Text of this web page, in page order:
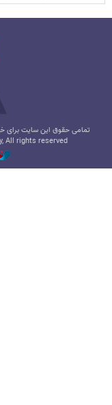
تمامی حقوق این سایت برای
All rights reserved